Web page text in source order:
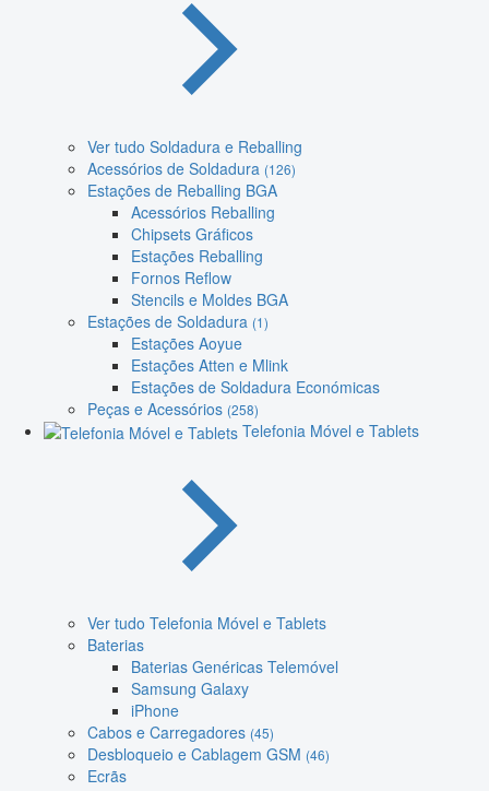
Ver tudo Soldadura e Reballing
Acessórios de Soldadura (126)
Estações de Reballing BGA
Acessórios Reballing
Chipsets Gráficos
Estações Reballing
Fornos Reflow
Stencils e Moldes BGA
Estações de Soldadura (1)
Estações Aoyue
Estações Atten e Mlink
Estações de Soldadura Económicas
Peças e Acessórios (258)
Telefonia Móvel e Tablets
Ver tudo Telefonia Móvel e Tablets
Baterias
Baterias Genéricas Telemóvel
Samsung Galaxy
iPhone
Cabos e Carregadores (45)
Desbloqueio e Cablagem GSM (46)
Ecrãs